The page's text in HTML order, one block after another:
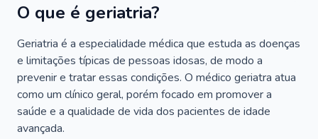
O que é geriatria?
Geriatria é a especialidade médica que estuda as doenças
e limitações típicas de pessoas idosas, de modo a
prevenir e tratar essas condições. O médico geriatra atua
como um clínico geral, porém focado em promover a
saúde e a qualidade de vida dos pacientes de idade
avançada.